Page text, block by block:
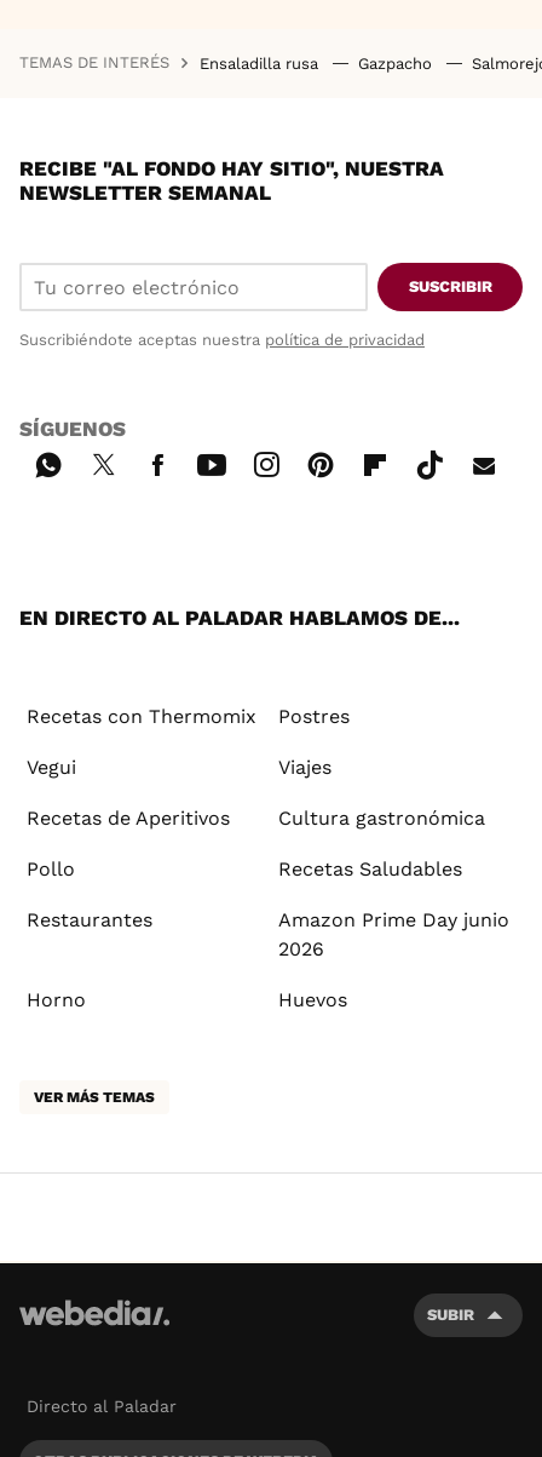
TEMAS DE INTERÉS Ensaladilla rusa Gazpacho
RECIBE "AL FONDO HAY SITIO", NUESTRA
NEWSLETTER SEMANAL
SUSCRIBIR
Suscribiéndote aceptas nuestra política de privacidad
SÍGUENOS
EN DIRECTO AL PALADAR HABLAMOS DE...
Recetas con Thermomix Postres
Vegui Viajes
Recetas de Aperitivos Cultura gastronómica
Pollo Recetas Saludables
Restaurantes
Amazon Prime Day junio
2026
Horno Huevos
VER MÁS TEMAS
SUBIR
Directo al Paladar